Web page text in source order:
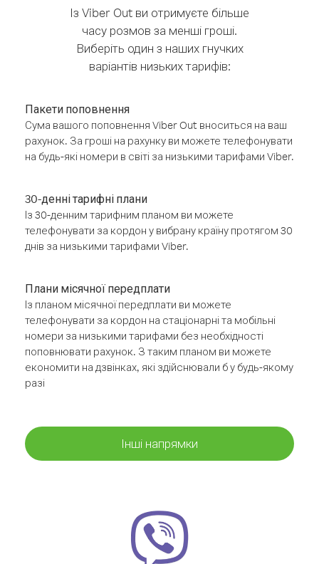
Із Viber Out ви отримуєте більше
часу розмов за менші гроші.
Виберіть один з наших гнучких
варіантів низьких тарифів:
Пакети поповнення
Сума вашого поповнення Viber Out вноситься на ваш
рахунок. За гроші на рахунку ви можете телефонувати
на будь-які номери в світі за низькими тарифами Viber.
30-денні тарифні плани
Із 30-денним тарифним планом ви можете
телефонувати за кордон у вибрану країну протягом 30
днів за низькими тарифами Viber.
Плани місячної передплати
Із планом місячної передплати ви можете
телефонувати за кордон на стаціонарні та мобільні
номери за низькими тарифами без необхідності
поповнювати рахунок. З таким планом ви можете
економити на дзвінках, які здійснювали б у будь-якому
разі
Інші напрямки